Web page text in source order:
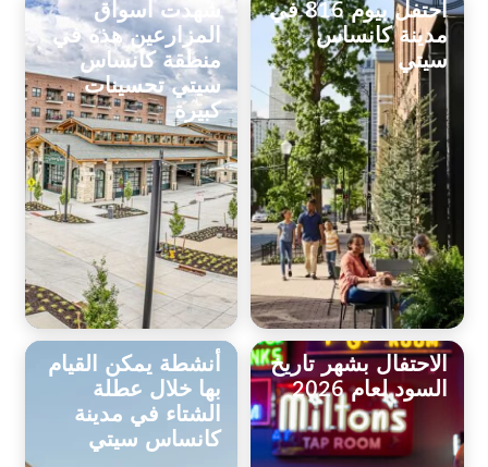
احتفل بيوم 816 في
مدينة كانساس
سيتي
شهدت أسواق
المزارعين هذه في
منطقة كانساس
سيتي تحسينات
كبيرة
الاحتفال بشهر تاريخ
السود لعام 2026
أنشطة يمكن القيام
بها خلال عطلة
الشتاء في مدينة
كانساس سيتي